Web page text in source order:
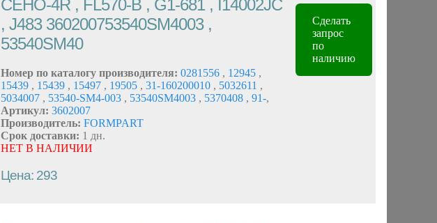
CEHO-4R , FL570-B , G1-681 , I14002JC
, J483 360200753540SM4003 ,
53540SM40
Номер по каталогу производителя: 0281556 , 12945 ,
15439 , 15439 , 15497 , 19505 , 31-160200010 , 5032611 ,
5034007 , 53540-SM4-003 , 53540SM4003 , 5370408 , 91-,
Артикул: 3602007
Производитель: FORMPART
Срок доставки: 1 дн.
НЕТ В НАЛИЧИИ
Цена: 293
Сделать
запрос
по
наличию